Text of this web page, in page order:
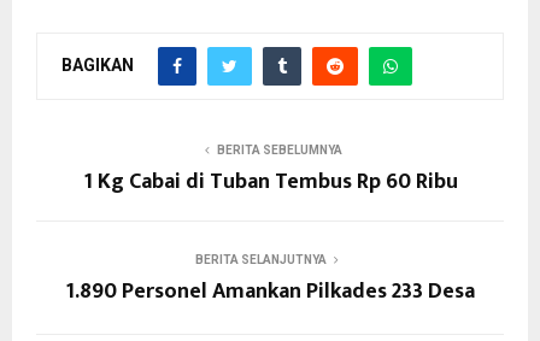
BAGIKAN
BERITA SEBELUMNYA
1 Kg Cabai di Tuban Tembus Rp 60 Ribu
BERITA SELANJUTNYA
1.890 Personel Amankan Pilkades 233 Desa